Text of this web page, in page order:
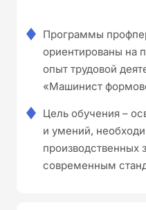
Программы
ориентированы на
опыт трудовой
«Машинист
Цель обучения –
и умений,
производственных
современным